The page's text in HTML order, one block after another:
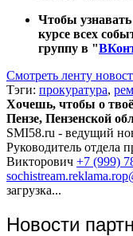
Чтобы
курсе всех
группу в "
Смотреть ленту
Тэги: прокуратура,
Хочешь, чтобы о
Пензе, Пензенской
SMI58.ru - ведущий
Руководитель отдела
Викторович +7 (999)
загрузка...
Новости